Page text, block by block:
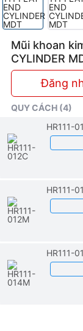
Mũi khoan
CYLINDER
Đăng
QUY CÁCH (4)
HR111-
HR111-
HR111-